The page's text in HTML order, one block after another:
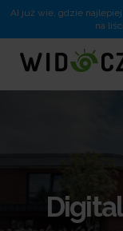
AI już wie, gdzie
na